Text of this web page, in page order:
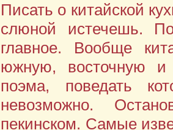
Писать о китайской
слюной истечешь.
главное. Вообще
южную, восточную и
поэма, поведать
невозможно.
пекинском. Самые